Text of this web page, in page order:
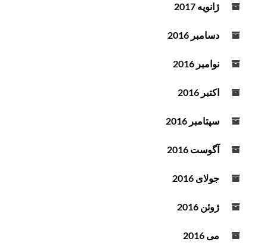
ژانویه 2017
دسامبر 2016
نوامبر 2016
اکتبر 2016
سپتامبر 2016
آگوست 2016
جولای 2016
ژوئن 2016
می 2016